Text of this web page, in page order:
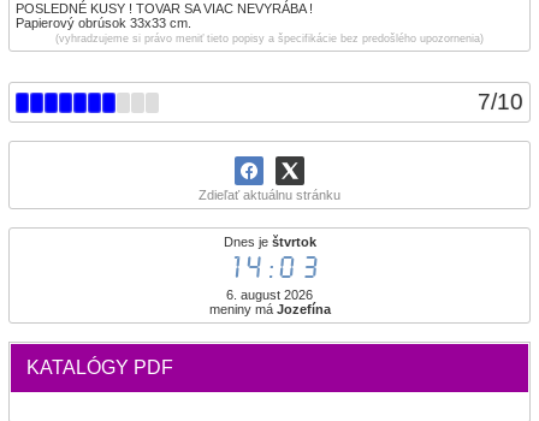
7/10
Zdieľať aktuálnu stránku
Dnes je štvrtok
14:03
6. august 2026
meniny má Jozefína
KATALÓGY PDF
POSLEDNÉ KUSY ! TOVAR SA VIAC NEVYRÁBA !
Papierový obrúsok 33x33 cm.
(vyhradzujeme si právo meniť tieto popisy a špecifikácie bez predošlého upozornenia)